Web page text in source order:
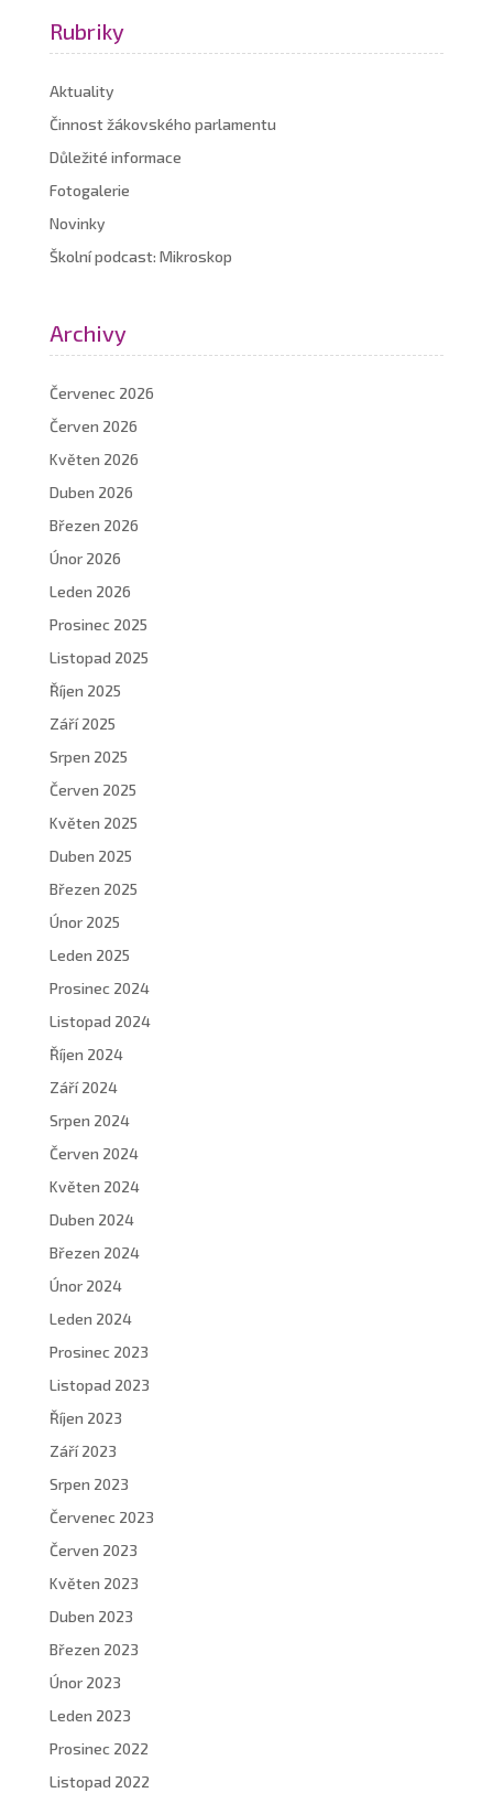
Rubriky
Aktuality
Činnost žákovského parlamentu
Důležité informace
Fotogalerie
Novinky
Školní podcast: Mikroskop
Archivy
Červenec 2026
Červen 2026
Květen 2026
Duben 2026
Březen 2026
Únor 2026
Leden 2026
Prosinec 2025
Listopad 2025
Říjen 2025
Září 2025
Srpen 2025
Červen 2025
Květen 2025
Duben 2025
Březen 2025
Únor 2025
Leden 2025
Prosinec 2024
Listopad 2024
Říjen 2024
Září 2024
Srpen 2024
Červen 2024
Květen 2024
Duben 2024
Březen 2024
Únor 2024
Leden 2024
Prosinec 2023
Listopad 2023
Říjen 2023
Září 2023
Srpen 2023
Červenec 2023
Červen 2023
Květen 2023
Duben 2023
Březen 2023
Únor 2023
Leden 2023
Prosinec 2022
Listopad 2022